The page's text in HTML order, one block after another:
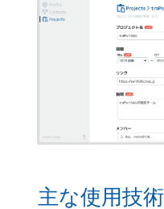
主な使用技術